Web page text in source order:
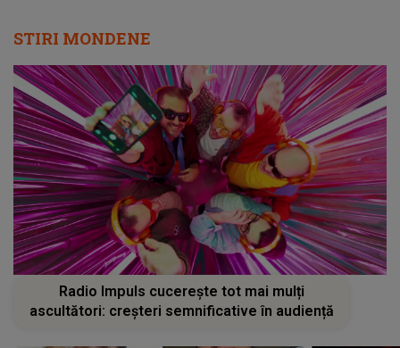
STIRI MONDENE
Radio Impuls cucerește tot mai mulți
ascultători: creșteri semnificative în audiență